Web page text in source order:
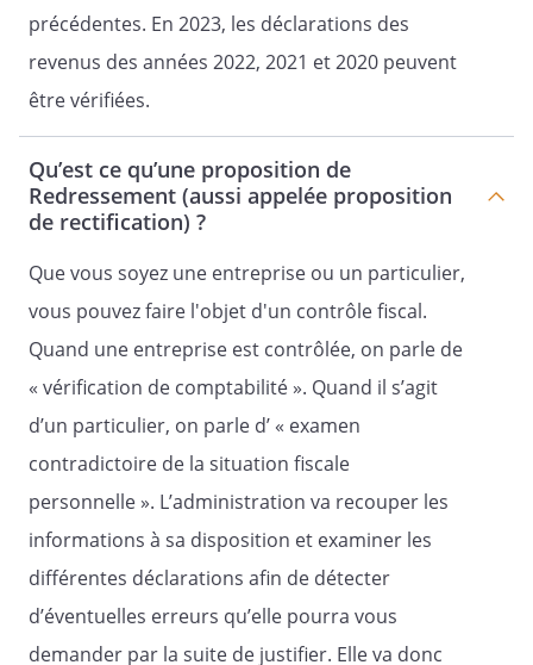
précédentes. En 2023, les déclarations des
revenus des années 2022, 2021 et 2020 peuvent
être vérifiées.
Qu’est ce qu’une proposition de
Redressement (aussi appelée proposition
de rectification) ?
Que vous soyez une entreprise ou un particulier,
vous pouvez faire l'objet d'un contrôle fiscal.
Quand une entreprise est contrôlée, on parle de
« vérification de comptabilité ». Quand il s’agit
d’un particulier, on parle d’ « examen
contradictoire de la situation fiscale
personnelle ». L’administration va recouper les
informations à sa disposition et examiner les
différentes déclarations afin de détecter
d’éventuelles erreurs qu’elle pourra vous
demander par la suite de justifier. Elle va donc